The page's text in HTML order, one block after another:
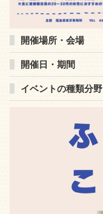
開催場所・会場
開催日・期間
イベントの種類分野